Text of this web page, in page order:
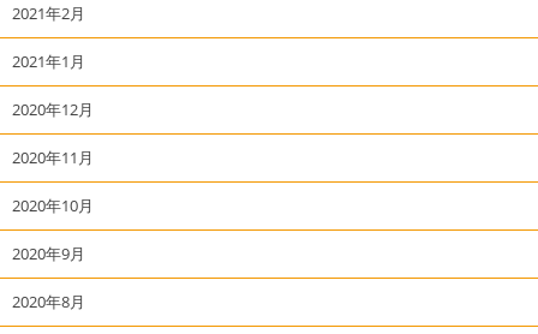
2021年2月
2021年1月
2020年12月
2020年11月
2020年10月
2020年9月
2020年8月